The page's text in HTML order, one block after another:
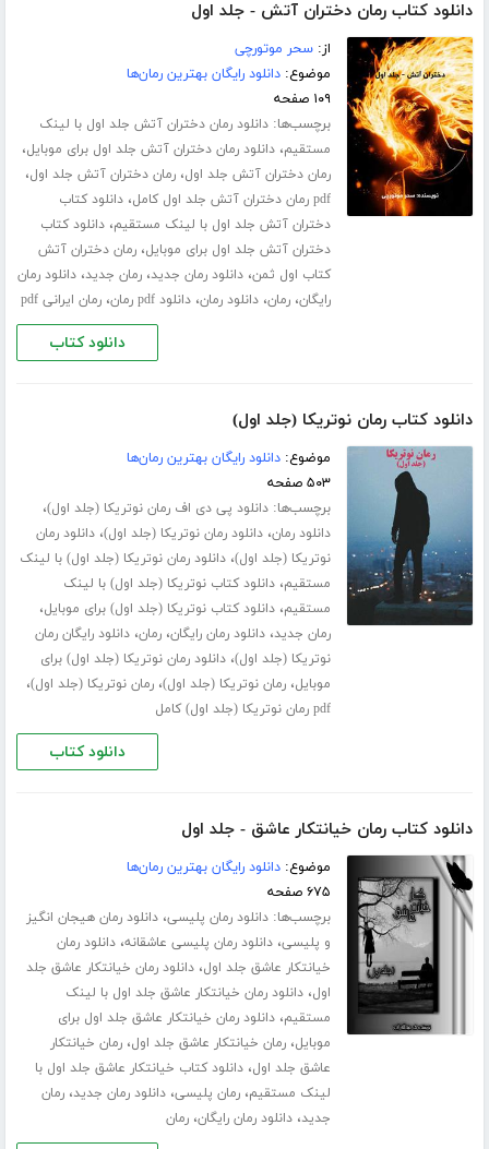
دانلود کتاب رمان دختران آتش - جلد اول
از:سحر موتورچی
موضوع:دانلود رایگان بهترین رمان‌ها
۱۰۹ صفحه
برچسب‌ها:دانلود رمان دختران آتش جلد اول با لینک
مستقیم،دانلود رمان دختران آتش جلد اول برای موبایل،
رمان دختران آتش جلد اول،رمان دختران آتش جلد اول،
pdf رمان دختران آتش جلد اول کامل ،دانلود کتاب
دختران آتش جلد اول با لینک مستقیم،دانلود کتاب
دختران آتش جلد اول برای موبایل،رمان دختران آتش
کتاب اول ثمن،دانلود رمان جدید،رمان جدید،دانلود رمان
رایگان،رمان،دانلود رمان،دانلود pdf رمان ،رمان ایرانی pdf
دانلود کتاب
دانلود کتاب رمان نوتریکا (جلد اول)
موضوع:دانلود رایگان بهترین رمان‌ها
۵۰۳ صفحه
برچسب‌ها:دانلود پی دی اف رمان نوتریکا (جلد اول)،
دانلود رمان،دانلود رمان نوتریکا (جلد اول)،دانلود رمان
نوتریکا (جلد اول)،دانلود رمان نوتریکا (جلد اول) با لینک
مستقیم،دانلود کتاب نوتریکا (جلد اول) با لینک
مستقیم،دانلود کتاب نوتریکا (جلد اول) برای موبایل،
رمان جدید،دانلود رمان رایگان،رمان،دانلود رایگان رمان
نوتریکا (جلد اول)،دانلود رمان نوتریکا (جلد اول) برای
موبایل،رمان نوتریکا (جلد اول)،رمان نوتریکا (جلد اول)،
pdf رمان نوتریکا (جلد اول) کامل
دانلود کتاب
دانلود کتاب رمان خیانتکار عاشق - جلد اول
موضوع:دانلود رایگان بهترین رمان‌ها
۶۷۵ صفحه
برچسب‌ها:دانلود رمان پلیسی،دانلود رمان هیجان انگیز
و پلیسی،دانلود رمان پلیسی عاشقانه،دانلود رمان
خیانتکار عاشق جلد اول،دانلود رمان خیانتکار عاشق جلد
اول،دانلود رمان خیانتکار عاشق جلد اول با لینک
مستقیم،دانلود رمان خیانتکار عاشق جلد اول برای
موبایل،رمان خیانتکار عاشق جلد اول،رمان خیانتکار
عاشق جلد اول،دانلود کتاب خیانتکار عاشق جلد اول با
لینک مستقیم،رمان پلیسی،دانلود رمان جدید،رمان
جدید،دانلود رمان رایگان،رمان